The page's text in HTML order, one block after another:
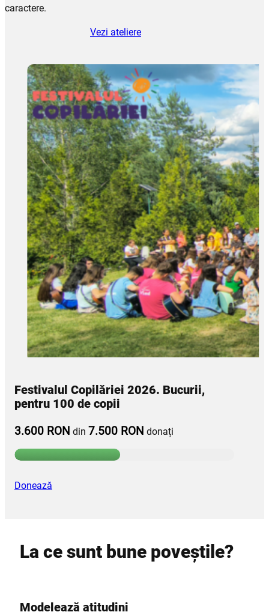
caractere.
Vezi ateliere
Festivalul Copilăriei 2026. Bucurii,
pentru 100 de copii
3.600 RON din 7.500 RON donați
Donează
La ce sunt bune poveștile?
Modelează atitudini